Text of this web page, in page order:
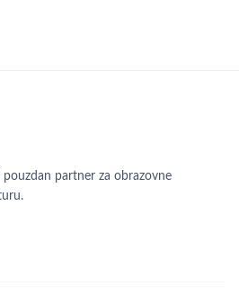
partner za obrazovne